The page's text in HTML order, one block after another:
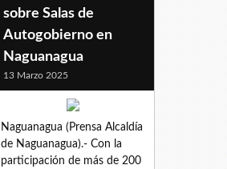
sobre Salas de
Autogobierno en
Naguanagua
13 Marzo 2025
Naguanagua (Prensa Alcaldía
de Naguanagua).- Con la
participación de más de 200